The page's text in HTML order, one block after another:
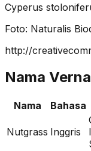
Cyperus
Foto: Naturalis
http://
Nama
Nama Bahasa
Nutgrass Inggris